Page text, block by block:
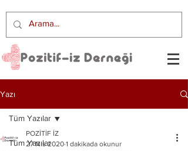
Yazı
Tüm Yazılar
Tüm Yazılar
POZİTİF İZ
27 Nis 2020 1 dakikada okunur